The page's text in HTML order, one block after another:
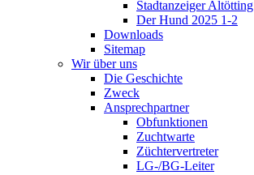
Stadtanzeiger Altötting
Der Hund 2025 1-2
Downloads
Sitemap
Wir über uns
Die Geschichte
Zweck
Ansprechpartner
Obfunktionen
Zuchtwarte
Züchtervertreter
LG-/BG-Leiter